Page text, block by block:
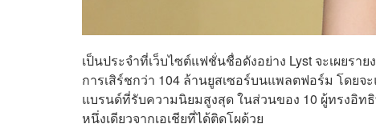
เป็นประจำที่เว็บไซต์แฟชั่นชื่อดังอย่าง Lyst จะเผยรา
การเสิร์ชกว่า 104 ล้านยูสเซอร์บนแพลตฟอร์ม โดย
แบรนด์ที่รับความนิยมสูงสุด ในส่วนของ 10 ผู้ทรงอิท
หนึ่งเดียวจากเอเชียที่ได้ติดโผด้วย